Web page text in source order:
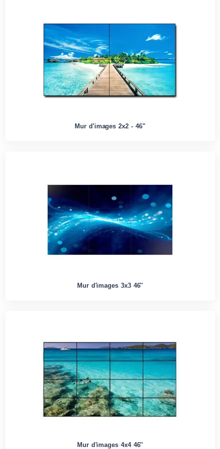
Mur d'images 2x2 - 46"
Mur d'images 3x3 46''
Mur d'images 4x4 46''